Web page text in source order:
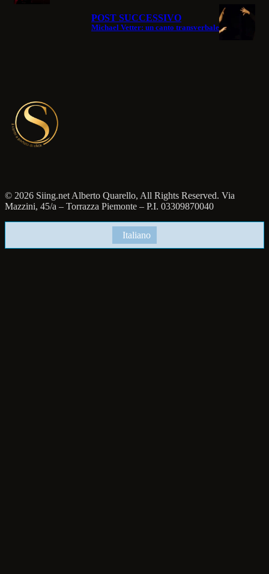
POST SUCCESSIVO
Michael Vetter: un canto transverbale
© 2026 Siing.net Alberto Quarello, All Rights Reserved. Via
Mazzini, 45/a – Torrazza Piemonte – P.I. 03309870040
Italiano